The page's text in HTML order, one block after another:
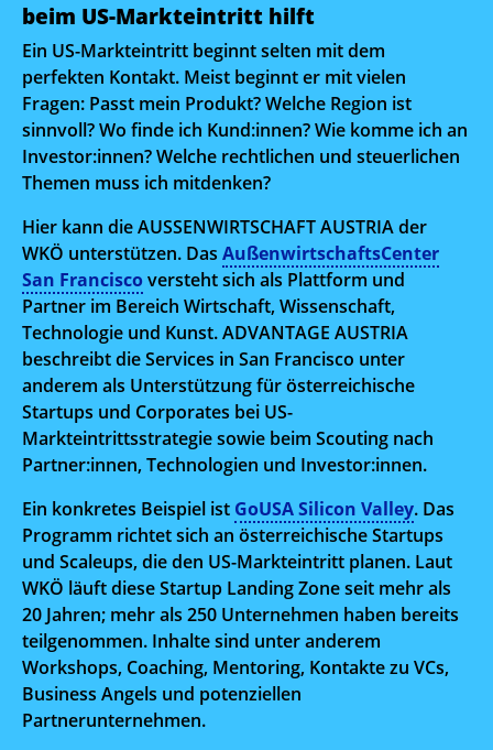
beim US-Markteintritt hilft
Ein US-Markteintritt beginnt selten mit dem
perfekten Kontakt. Meist beginnt er mit vielen
Fragen: Passt mein Produkt? Welche Region ist
sinnvoll? Wo finde ich Kund:innen? Wie komme ich an
Investor:innen? Welche rechtlichen und steuerlichen
Themen muss ich mitdenken?
Hier kann die AUSSENWIRTSCHAFT AUSTRIA der
WKÖ unterstützen. Das AußenwirtschaftsCenter
San Franciscoversteht sich als Plattform und
Partner im Bereich Wirtschaft, Wissenschaft,
Technologie und Kunst. ADVANTAGE AUSTRIA
beschreibt die Services in San Francisco unter
anderem als Unterstützung für österreichische
Startups und Corporates bei US-
Markteintrittsstrategie sowie beim Scouting nach
Partner:innen, Technologien und Investor:innen.
Ein konkretes Beispiel ist GoUSA Silicon Valley. Das
Programm richtet sich an österreichische Startups
und Scaleups, die den US-Markteintritt planen. Laut
WKÖ läuft diese Startup Landing Zone seit mehr als
20 Jahren; mehr als 250 Unternehmen haben bereits
teilgenommen. Inhalte sind unter anderem
Workshops, Coaching, Mentoring, Kontakte zu VCs,
Business Angels und potenziellen
Partnerunternehmen.